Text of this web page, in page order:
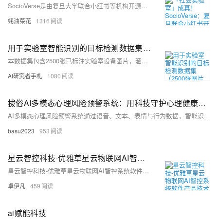
SocioVerse是由复旦大学联合小红书等机构开源的社会模拟框架，基于大语言模型和千万级真实用户数据构建，能精准模拟群体行为并预测社会事件演化趋势。
蚝油菜花 1316
用于实验室智能识别的目标检测数据集（2500张图片已划分、已标注） | AI训练适用于目标检测任务
本数据集包含2500张已标注实验室设备图片，涵盖空调、灭火器、显示器等10类常见设备，适用于YOLO等目标检测模型训练。数据多样、标注规范，支持智能巡检、设备管理与科研教学，助力AI赋能智慧实验室建设。
AI研究者手札 1080
拔俗AI多模态心理风险预警系统：用科技守护心理健康的第一道防线
AI多模态心理风险预警系统通过语音、文本、表情与行为数据，智能识别抑郁、焦虑等心理风险，实现早期干预。融合多源信息，提升准确率，广泛应用于校园、企业，助力心理健康服务从“被动响应”转向“主动预防”，为心灵筑起智能防线。（238字）
basu2023 953
星云智控科技-优雅草星云物联网AI智控系统软件产品技术栈一览表-优雅草卓伊凡
星云智控科技-优雅草星云物联网AI智控系统软件产品技术栈一览表-优雅草卓伊凡
卓伊凡 459
ai赋能科技